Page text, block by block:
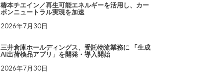
椿本チエイン／再生可能エネルギーを活用し、カー
ボンニュートラル実現を加速
2026年7月30日
三井倉庫ホールディングス、受託物流業務に 「生成
AI出荷検品アプリ」を開発・導入開始
2026年7月30日